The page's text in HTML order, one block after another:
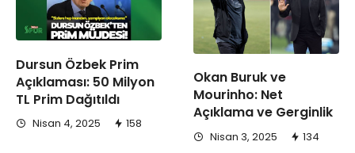
Dursun Özbek Prim
Açıklaması: 50 Milyon
TL Prim Dağıtıldı
Nisan 4, 2025 158
Okan Buruk ve
Mourinho: Net
Açıklama ve Gerginlik
Nisan 3, 2025 134